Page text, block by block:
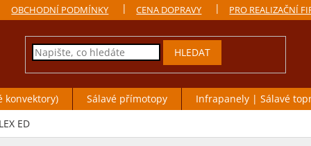
OBCHODNÍ PODMÍNKY CENA DOPRAVY PRO REALIZAČNÍ
HLEDAT
konvektory) Sálavé přímotopy Infrapanely | Sálavé
ED